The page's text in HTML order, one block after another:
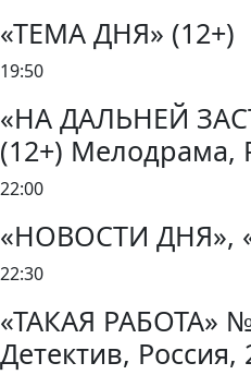
«ТЕМА ДНЯ» (12+)
19:50
«НА ДАЛЬНЕЙ
(12+) Мелодрама,
22:00
«НОВОСТИ ДНЯ»,
22:30
«ТАКАЯ РАБОТА»
Детектив, Россия,